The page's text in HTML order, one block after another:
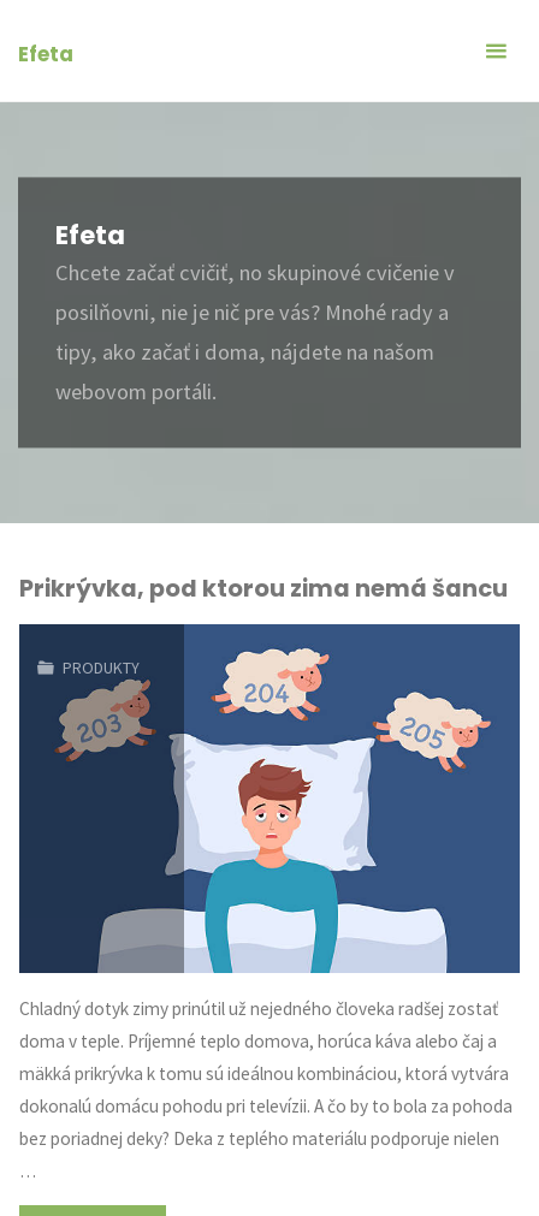
Efeta
Efeta
Chcete začať cvičiť, no skupinové cvičenie v
posilňovni, nie je nič pre vás? Mnohé rady a
tipy, ako začať i doma, nájdete na našom
webovom portáli.
Prikrývka, pod ktorou zima nemá šancu
PRODUKTY
Chladný dotyk zimy prinútil už nejedného človeka radšej zostať
doma v teple. Príjemné teplo domova, horúca káva alebo čaj a
mäkká prikrývka k tomu sú ideálnou kombináciou, ktorá vytvára
dokonalú domácu pohodu pri televízii. A čo by to bola za pohoda
bez poriadnej deky? Deka z teplého materiálu podporuje nielen
…